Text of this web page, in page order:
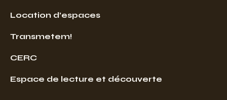
Location d’espaces
Transmetem!
CERC
Espace de lecture et découverte